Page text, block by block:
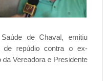
de Chaval, emitiu
repúdio contra o ex-
Vereadora e Presidente